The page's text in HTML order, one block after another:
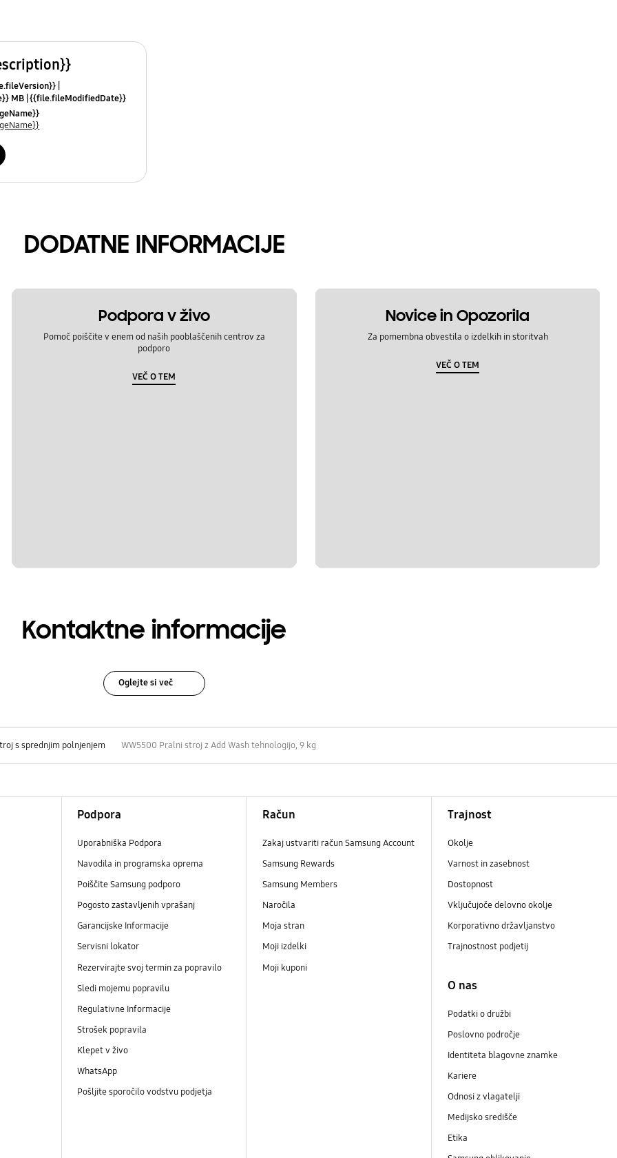
MB {{file.fileModifiedDate}}
DODATNE INFORMACIJE
Podpora v živo
Pomoč poiščite v enem od naših pooblaščenih centrov za
podporo
VEČ O TEM
Novice in Opozorila
Za pomembna obvestila o izdelkih in storitvah
VEČ O TEM
Kontaktne informacije
Oglejte si več
s sprednjim polnjenjem WW5500 Pralni stroj z Add Wash tehnologijo, 9 kg
Podpora
Uporabniška Podpora
Navodila in programska oprema
Poiščite Samsung podporo
Pogosto zastavljenih vprašanj
Garancijske Informacije
Servisni lokator
Rezervirajte svoj termin za popravilo
Sledi mojemu popravilu
Regulativne Informacije
Strošek popravila
Klepet v živo
WhatsApp
Pošljite sporočilo vodstvu podjetja
Račun
Zakaj ustvariti račun Samsung Account
Samsung Rewards
Samsung Members
Naročila
Moja stran
Moji izdelki
Moji kuponi
Trajnost
Okolje
Varnost in zasebnost
Dostopnost
Vključujoče delovno okolje
Korporativno državljanstvo
Trajnostnost podjetij
O nas
Podatki o družbi
Poslovno področje
Identiteta blagovne znamke
Kariere
Odnosi z vlagatelji
Medijsko središče
Etika